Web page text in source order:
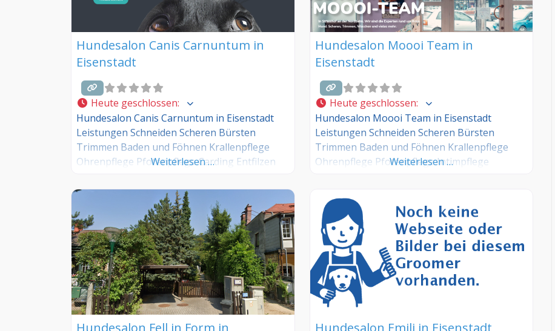
Hundesalon Canis Carnuntum in
Eisenstadt
Heute geschlossen:
Hundesalon Canis Carnuntum in Eisenstadt
Leistungen Schneiden Scheren Bürsten
Trimmen Baden und Föhnen Krallenpflege
Ohrenpflege Pfotenpflege Carding Entfilzen
Weiterlesen …
Hundesalon Moooi Team in
Eisenstadt
Heute geschlossen:
Hundesalon Moooi Team in Eisenstadt
Leistungen Schneiden Scheren Bürsten
Trimmen Baden und Föhnen Krallenpflege
Ohrenpflege Pfotenpflege Intimpflege
Weiterlesen …
Hundesalon Fell in Form in
Hundesalon Emili in Eisenstadt